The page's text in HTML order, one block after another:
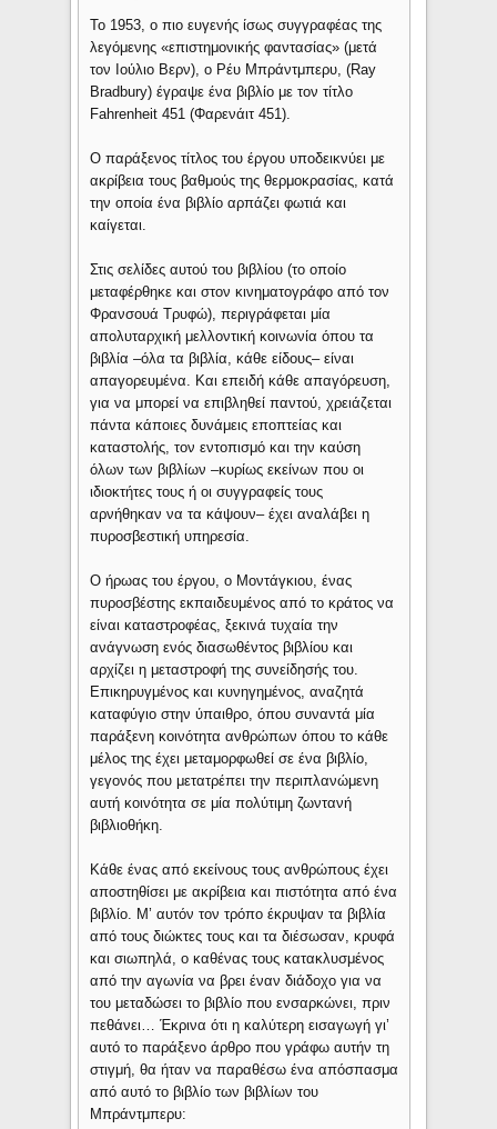
Το 1953, ο πιο ευγενής ίσως συγγραφέας της
λεγόμενης «επιστημονικής φαντασίας» (μετά
τον Ιούλιο Βερν), ο Ρέυ Μπράντμπερυ, (Ray
Bradbury) έγραψε ένα βιβλίο με τον τίτλο
Fahrenheit 451 (Φαρενάιτ 451).
Ο παράξενος τίτλος του έργου υποδεικνύει με
ακρίβεια τους βαθμούς της θερμοκρασίας, κατά
την οποία ένα βιβλίο αρπάζει φωτιά και
καίγεται.
Στις σελίδες αυτού του βιβλίου (το οποίο
μεταφέρθηκε και στον κινηματογράφο από τον
Φρανσουά Τρυφώ), περιγράφεται μία
απολυταρχική μελλοντική κοινωνία όπου τα
βιβλία –όλα τα βιβλία, κάθε είδους– είναι
απαγορευμένα. Και επειδή κάθε απαγόρευση,
για να μπορεί να επιβληθεί παντού, χρειάζεται
πάντα κάποιες δυνάμεις εποπτείας και
καταστολής, τον εντοπισμό και την καύση
όλων των βιβλίων –κυρίως εκείνων που οι
ιδιοκτήτες τους ή οι συγγραφείς τους
αρνήθηκαν να τα κάψουν– έχει αναλάβει η
πυροσβεστική υπηρεσία.
Ο ήρωας του έργου, ο Μοντάγκιου, ένας
πυροσβέστης εκπαιδευμένος από το κράτος να
είναι καταστροφέας, ξεκινά τυχαία την
ανάγνωση ενός διασωθέντος βιβλίου και
αρχίζει η μεταστροφή της συνείδησής του.
Επικηρυγμένος και κυνηγημένος, αναζητά
καταφύγιο στην ύπαιθρο, όπου συναντά μία
παράξενη κοινότητα ανθρώπων όπου το κάθε
μέλος της έχει μεταμορφωθεί σε ένα βιβλίο,
γεγονός που μετατρέπει την περιπλανώμενη
αυτή κοινότητα σε μία πολύτιμη ζωντανή
βιβλιοθήκη.
Κάθε ένας από εκείνους τους ανθρώπους έχει
αποστηθίσει με ακρίβεια και πιστότητα από ένα
βιβλίο. Μ’ αυτόν τον τρόπο έκρυψαν τα βιβλία
από τους διώκτες τους και τα διέσωσαν, κρυφά
και σιωπηλά, ο καθένας τους κατακλυσμένος
από την αγωνία να βρει έναν διάδοχο για να
του μεταδώσει το βιβλίο που ενσαρκώνει, πριν
πεθάνει… Έκρινα ότι η καλύτερη εισαγωγή γι’
αυτό το παράξενο άρθρο που γράφω αυτήν τη
στιγμή, θα ήταν να παραθέσω ένα απόσπασμα
από αυτό το βιβλίο των βιβλίων του
Μπράντμπερυ: